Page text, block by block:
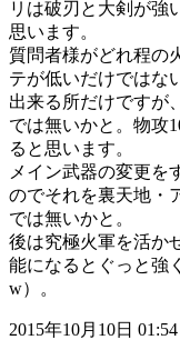
リは破刃と大剣が強
思います。
質問者様がどれ程の
テが低いだけではな
出来る所だけですが
では無いかと。物攻
ると思います。
メイン武器の変更を
のでそれを裏天地・
では無いかと。
後は究極火軍を活か
能になるとぐっと強
w）。
2015年10月10日 01:54